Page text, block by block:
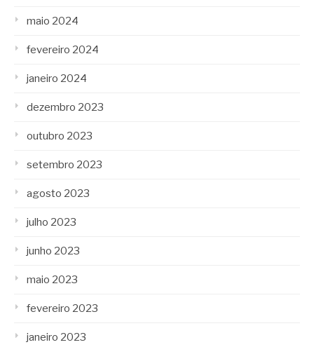
maio 2024
fevereiro 2024
janeiro 2024
dezembro 2023
outubro 2023
setembro 2023
agosto 2023
julho 2023
junho 2023
maio 2023
fevereiro 2023
janeiro 2023